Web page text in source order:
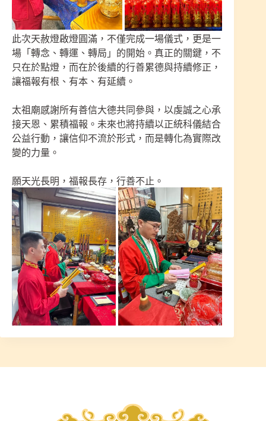
此次天赦燈啟燈圓滿，不僅完成一場儀式，更是一
場「轉念、轉運、轉局」的開始。真正的關鍵，不
只在於點燈，而在於後續的行善累德與持續修正，
讓福報有根、有本、有延續。
太祖廟感謝所有善信大德共同參與，以虔誠之心承
接天恩、累積福報。未來也將持續以正統科儀結合
公益行動，讓信仰不流於形式，而是轉化為實際改
變的力量。
願天光長明，福報長存，行善不止。